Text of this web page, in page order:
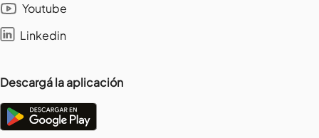
Youtube
Linkedin
Descargá la aplicación